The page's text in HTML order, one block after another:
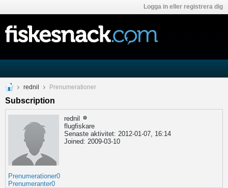
Logga in eller registrera dig
rednil Prenumerationer
Subscription
rednil
flugfiskare
Senaste aktivitet: 2012-01-07, 16:14
Joined: 2009-03-10
Prenumerationer0
Prenumeranter0